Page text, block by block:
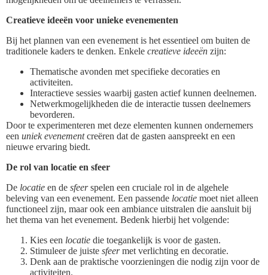
Creatieve ideeën voor unieke evenementen
Bij het plannen van een evenement is het essentieel om buiten de
traditionele kaders te denken. Enkele creatieve ideeën zijn:
Thematische avonden met specifieke decoraties en
activiteiten.
Interactieve sessies waarbij gasten actief kunnen deelnemen.
Netwerkmogelijkheden die de interactie tussen deelnemers
bevorderen.
Door te experimenteren met deze elementen kunnen ondernemers
een uniek evenementcreëren dat de gasten aanspreekt en een
nieuwe ervaring biedt.
De rol van locatie en sfeer
De locatie en de sfeerspelen een cruciale rol in de algehele
beleving van een evenement. Een passende locatie moet niet alleen
functioneel zijn, maar ook een ambiance uitstralen die aansluit bij
het thema van het evenement. Bedenk hierbij het volgende:
Kies een locatie die toegankelijk is voor de gasten.
Stimuleer de juiste sfeermet verlichting en decoratie.
Denk aan de praktische voorzieningen die nodig zijn voor de
activiteiten.